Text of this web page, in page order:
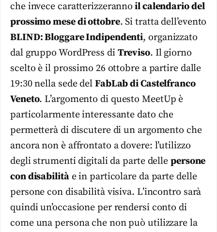
che invece caratterizzeranno il calendario del
prossimo mese di ottobre. Si tratta dell’evento
BLIND: Bloggare Indipendenti, organizzato
dal gruppo WordPress di Treviso. Il giorno
scelto è il prossimo 26 ottobre a partire dalle
19:30 nella sede del FabLab di Castelfranco
Veneto. L’argomento di questo MeetUp è
particolarmente interessante dato che
permetterà di discutere di un argomento che
ancora non è affrontato a dovere: l’utilizzo
degli strumenti digitali da parte delle persone
con disabilitàe in particolare da parte delle
persone con disabilità visiva. L’incontro sarà
quindi un’occasione per rendersi conto di
come una persona che non può utilizzare la